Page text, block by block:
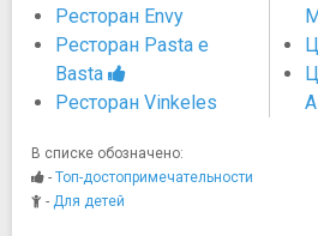
Ресторан Envy
Ресторан Pasta e
Basta
Ресторан Vinkeles
В списке обозначено:
- Топ-достопримечательности
- Для детей